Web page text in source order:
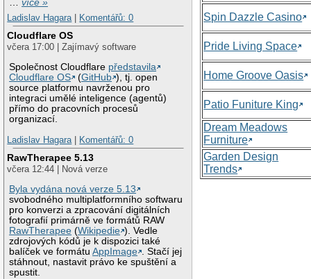
…více »
Ladislav Hagara
Komentářů: 0
Cloudflare OS
včera 17:00 | Zajímavý software
Společnost Cloudflare představila
Cloudflare OS
(GitHub ), tj. open
source platformu navrženou pro
integraci umělé inteligence (agentů)
přímo do pracovních procesů
organizací.
Ladislav Hagara
Komentářů: 0
RawTherapee 5.13
včera 12:44 | Nová verze
Byla vydána nová verze 5.13
svobodného multiplatformního softwaru
pro konverzi a zpracování digitálních
fotografií primárně ve formátů RAW
RawTherapee (Wikipedie ). Vedle
zdrojových kódů je k dispozici také
balíček ve formátuAppImage . Stačí jej
stáhnout, nastavit právo ke spuštění a
spustit.
Spin Dazzle Casino
Pride Living Space
Home Groove Oasis
Patio Funiture King
Dream Meadows
Furniture
Garden Design
Trends